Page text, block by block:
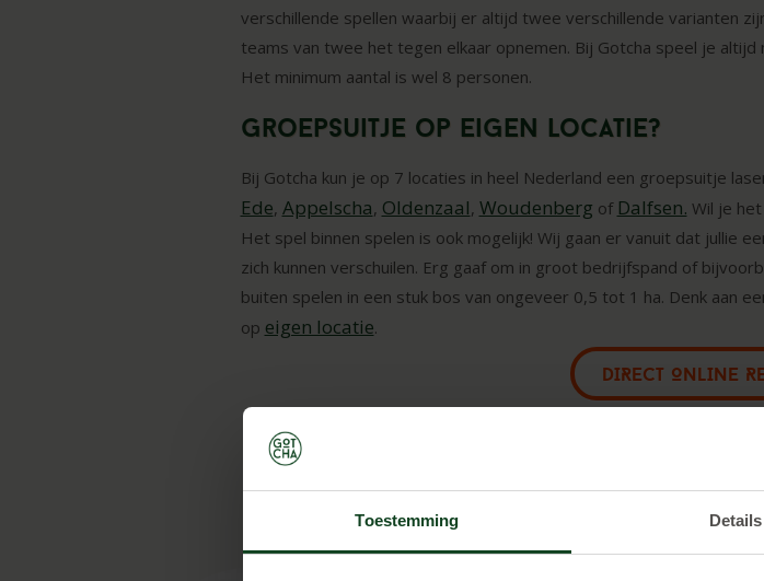
Toestemming Details
verschillende spellen waarbij er altijd twee verschillende varianten
teams van twee het tegen elkaar opnemen. Bij Gotcha speel je
Het minimum aantal is wel 8 personen.
Groepsuitje op eigen locatie?
Bij Gotcha kun je op 7 locaties in heel Nederland een groepsuitje
Ede, Appelscha, Oldenzaal, Woudenberg of Dalfsen. Wil je
Het spel binnen spelen is ook mogelijk! Wij gaan er vanuit dat jullie
zich kunnen verschuilen. Erg gaaf om in groot bedrijfspand of
buiten spelen in een stuk bos van ongeveer 0,5 tot 1 ha. Denk aan
op eigen locatie.
DIRECT ONLINE